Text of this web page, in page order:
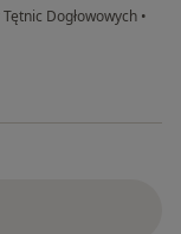
Dogłowowych •